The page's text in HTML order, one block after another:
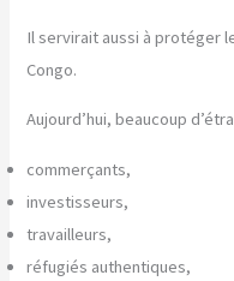
Il servirait aussi à protéger
Congo.
Aujourd’hui, beaucoup
commerçants,
investisseurs,
travailleurs,
réfugiés authentiques,